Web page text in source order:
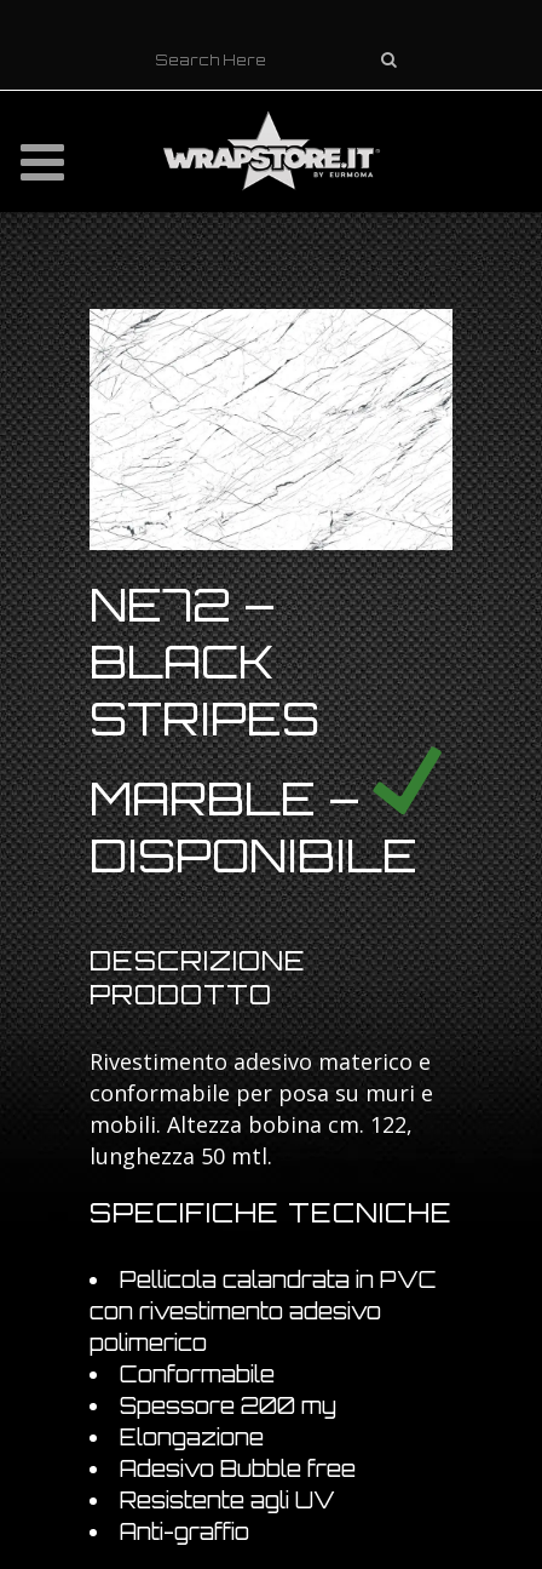
NE72 –
BLACK
STRIPES
MARBLE –
DISPONIBILE
DESCRIZIONE
PRODOTTO
Rivestimento adesivo materico e
conformabile per posa su muri e
mobili. Altezza bobina cm. 122,
lunghezza 50 mtl.
SPECIFICHE TECNICHE
Pellicola calandrata in PVC
con rivestimento adesivo
polimerico
Conformabile
Spessore 200 my
Elongazione
Adesivo Bubble free
Resistente agli UV
Anti-graffio